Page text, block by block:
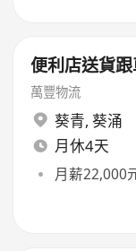
便利店送貨
萬豐物流
葵青, 葵涌
月休4天
月薪22,000